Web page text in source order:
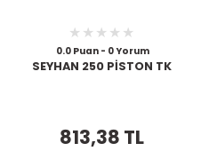
0.0 Puan - 0 Yorum
SEYHAN 250 PİSTON TK
813,38 TL